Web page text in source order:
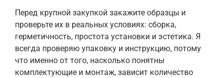
Перед крупной закупкой закажите образцы и
проверьте их в реальных условиях: сборка,
герметичность, простота установки и эстетика. Я
всегда проверяю упаковку и инструкцию, потому
что именно от того, насколько понятны
комплектующие и монтаж, зависит количество